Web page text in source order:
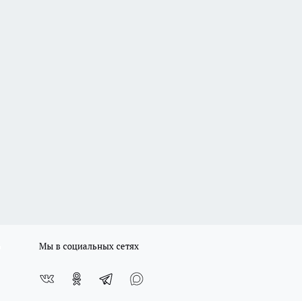
Мы в социальных сетях